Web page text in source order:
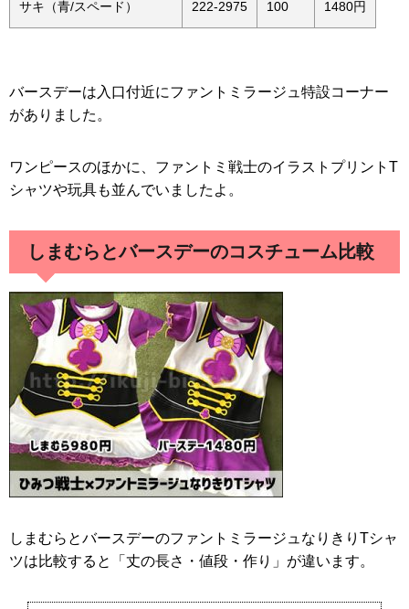
サキ（青/スペード） 222-2975 100 1480円
バースデーは入口付近にファントミラージュ特設コーナー
がありました。
ワンピースのほかに、ファントミ戦士のイラストプリントT
シャツや玩具も並んでいましたよ。
しまむらとバースデーのコスチューム比較
しまむらとバースデーのファントミラージュなりきりTシャ
ツは比較すると「丈の長さ・値段・作り」が違います。